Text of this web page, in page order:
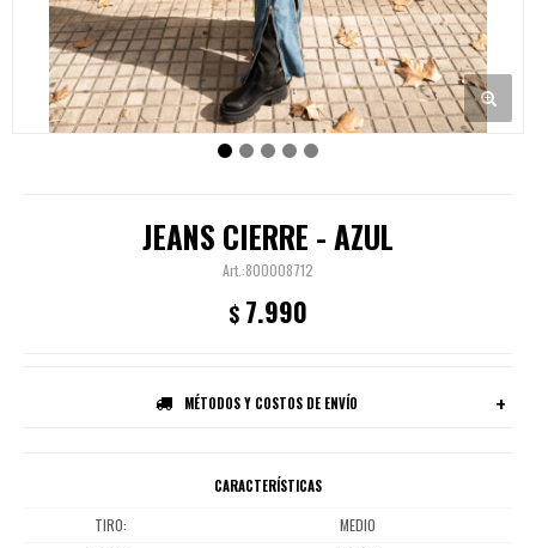
JEANS CIERRE - AZUL
800008712
$ 7.990
MÉTODOS Y COSTOS DE ENVÍO
CARACTERÍSTICAS
TIRO
MEDIO